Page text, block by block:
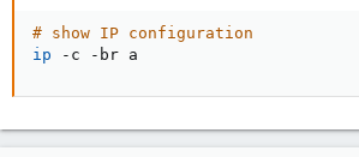
# show IP configuration
ip -c -br a